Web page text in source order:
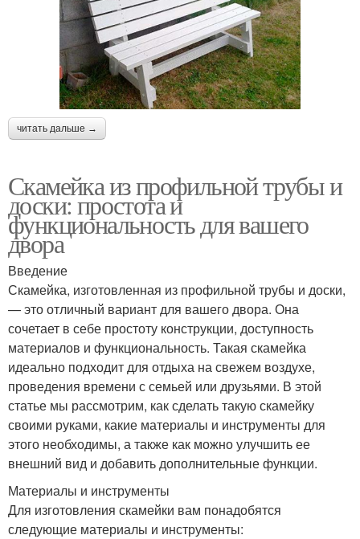
читать дальше →
Скамейка из профильной трубы и
доски: простота и
функциональность для вашего
двора
Введение
Скамейка, изготовленная из профильной трубы и доски,
— это отличный вариант для вашего двора. Она
сочетает в себе простоту конструкции, доступность
материалов и функциональность. Такая скамейка
идеально подходит для отдыха на свежем воздухе,
проведения времени с семьей или друзьями. В этой
статье мы рассмотрим, как сделать такую скамейку
своими руками, какие материалы и инструменты для
этого необходимы, а также как можно улучшить ее
внешний вид и добавить дополнительные функции.
Материалы и инструменты
Для изготовления скамейки вам понадобятся
следующие материалы и инструменты: